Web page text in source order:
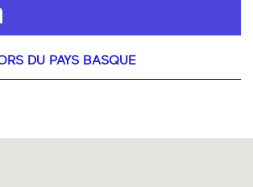
DU PAYS BASQUE